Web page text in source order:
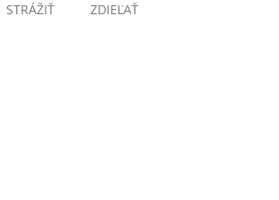
STRÁŽIŤ ZDIEĽAŤ